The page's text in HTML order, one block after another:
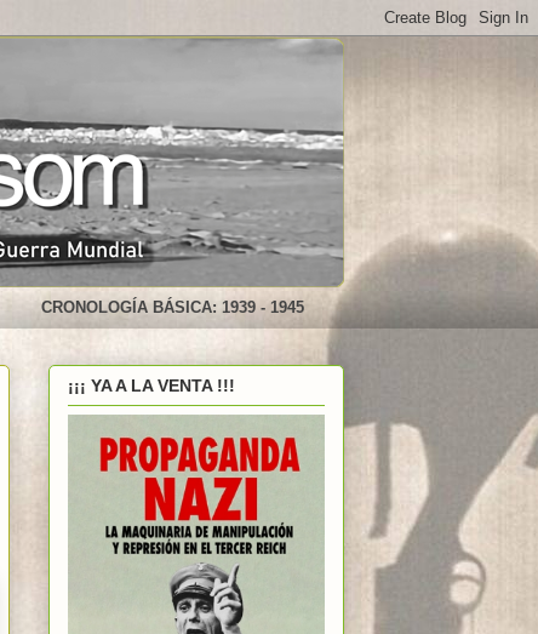
CRONOLOGÍA BÁSICA: 1939 - 1945
¡¡¡ YA A LA VENTA !!!